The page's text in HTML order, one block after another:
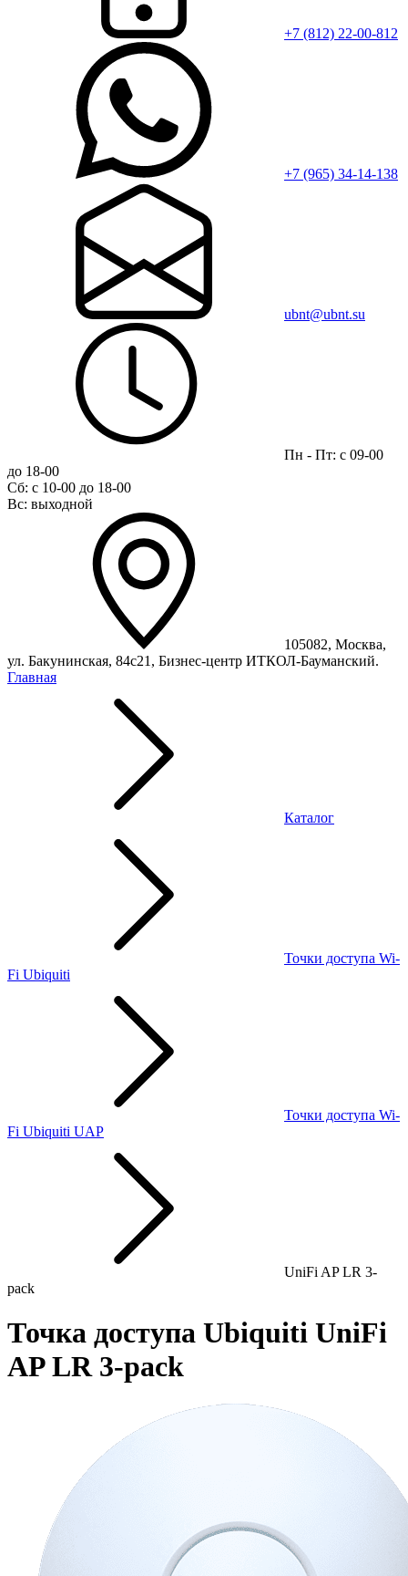
+7 (812) 22-00-812
+7 (965) 34-14-138
ubnt@ubnt.su
Пн - Пт: с 09-00
до 18-00
Сб: с 10-00 до 18-00
Вс: выходной
105082, Москва,
ул. Бакунинская, 84с21, Бизнес-центр ИТКОЛ-Бауманский.
Главная
Каталог
Точки доступа Wi-
Fi Ubiquiti
Точки доступа Wi-
Fi Ubiquiti UAP
UniFi AP LR 3-
pack
Точка доступа Ubiquiti UniFi
AP LR 3-pack